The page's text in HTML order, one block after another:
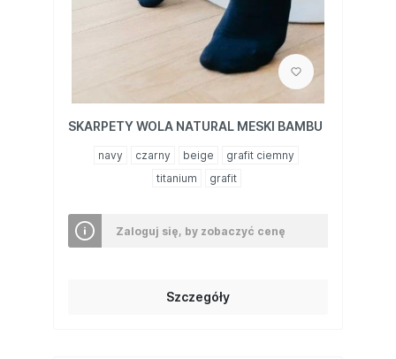
SKARPETY WOLA NATURAL MESKI BAMBU
navy czarny beige
grafit ciemny
titanium
grafit
Zaloguj się, by zobaczyć cenę
Szczegóły